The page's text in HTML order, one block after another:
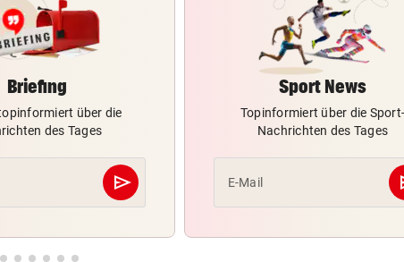
Briefing
über die
des Tages
send
Abschicken
Sport News
Topinformiert über die Sport-
Nachrichten des Tages
E-Mail